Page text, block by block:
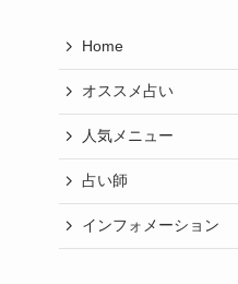
Home
オススメ占い
人気メニュー
占い師
インフォメーション